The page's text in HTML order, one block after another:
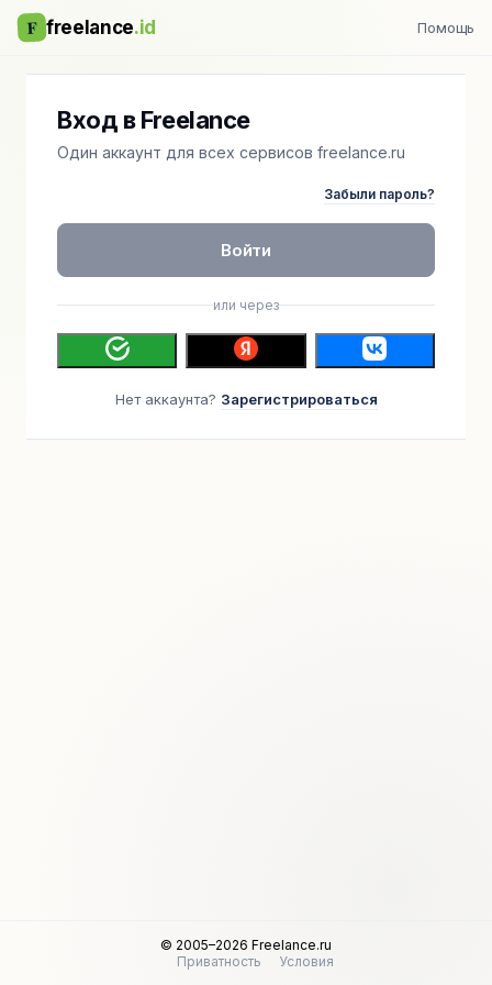
F freelance.id Помощь
Вход в Freelance
Один аккаунт для всех сервисов freelance.ru
Забыли пароль?
Войти
или через
Нет аккаунта? Зарегистрироваться
© 2005–2026 Freelance.ru
Приватность
Условия